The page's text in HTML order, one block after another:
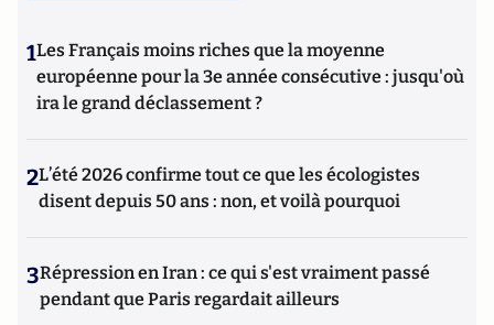
1Les Français moins riches que la moyenne
européenne pour la 3e année consécutive : jusqu'où
ira le grand déclassement ?
2L’été 2026 confirme tout ce que les écologistes
disent depuis 50 ans : non, et voilà pourquoi
3Répression en Iran : ce qui s'est vraiment passé
pendant que Paris regardait ailleurs